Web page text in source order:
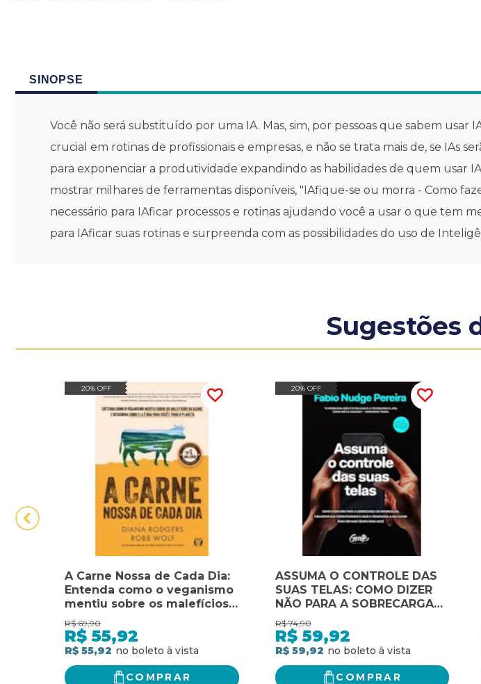
SINOPSE
Você não será substituído por uma IA. Mas, sim, por pessoas que sabem
crucial em rotinas de profissionais e empresas, e não se trata mais de, se IAs
para exponenciar a produtividade expandindo as habilidades de quem usar
mostrar milhares de ferramentas disponíveis, "IAfique-se ou morra - Como
necessário para IAficar processos e rotinas ajudando você a usar o que tem
para IAficar suas rotinas e surpreenda com as possibilidades do uso de
Sugestões
20% OFF
A Carne Nossa de Cada Dia:
Entenda como o veganismo
mentiu sobre os malefícios
da carne e descubra como
ela é boa para você e para o
planeta.
R$ 69,90
R$ 55,92
R$ 55,92
COMPRAR
20% OFF
ASSUMA O CONTROLE DAS
SUAS TELAS: COMO DIZER
NÃO PARA A SOBRECARGA
DE INFORMAÇÃO, MELHORAR
A PRODUTIVIDADE E USAR A
TECNOLOGIA A SEU FAVOR
PARA TER MAIS TEMPO PARA
VOCÊ
R$ 74,90
R$ 59,92
R$ 59,92
COMPRAR